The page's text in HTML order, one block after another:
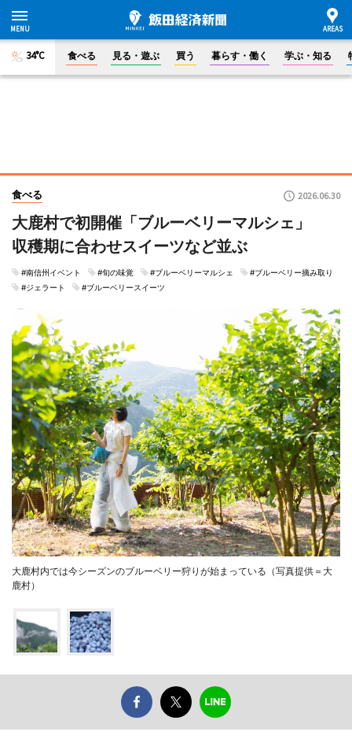
34°C 食べる 見る・遊ぶ 買う 暮らす・働く 学ぶ・知る
食べる 2026.06.30
大鹿村で初開催「ブルーベリーマルシェ」
収穫期に合わせスイーツなど並ぶ
#南信州イベント #旬の味覚 #ブルーベリーマルシェ
#ブルーベリー摘み取り
#ジェラート
#ブルーベリースイーツ
大鹿村内では今シーズンのブルーベリー狩りが始まっている（写真提供＝大
鹿村）